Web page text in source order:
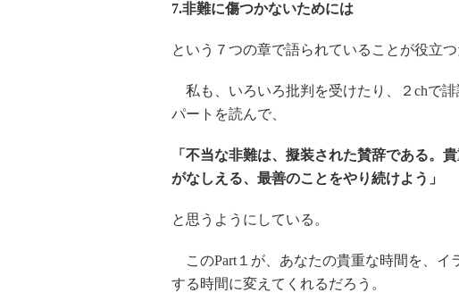
7.非難に傷つかないためには
という７つの章で語られていることが役立つ
私も、いろいろ批判を受けたり、２chで
パートを読んで、
「不当な非難は、擬装された賛辞である。
がなしえる、最善のことをやり続けよう」
と思うようにしている。
このPart１が、あなたの貴重な時間を、イ
する時間に変えてくれるだろう。